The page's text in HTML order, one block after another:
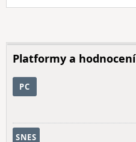
Platformy a hodnocení
PC
SNES